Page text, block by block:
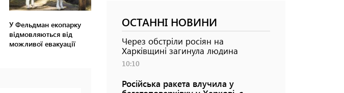
У Фельдман екопарку
відмовляються від
можливої евакуації
ОСТАННІ НОВИНИ
Через обстріли росіян на
Харківщині загинула людина
10:10
Російська ракета влучила у